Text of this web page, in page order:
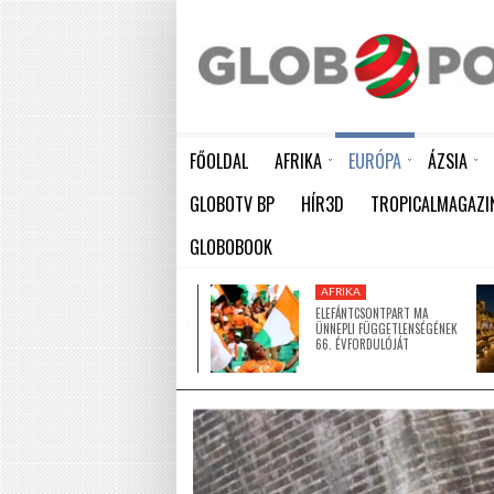
FŐOLDAL AFRIKA EURÓPA ÁZSIA
GLOBOTV BP HÍR3D
GLOBOBOOK
AFRIKA
ELEFÁNTCSONTPART MA
ÜNNEPLI FÜGGETLENSÉGÉNEK
66. ÉVFORDULÓJÁT